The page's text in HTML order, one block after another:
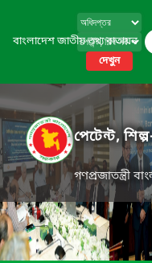
বাংলাদেশ জাতীয় তথ্য বাতায়ন
দেখুন
পেটেন্ট,
গণপ্রজাতন্ত্রী